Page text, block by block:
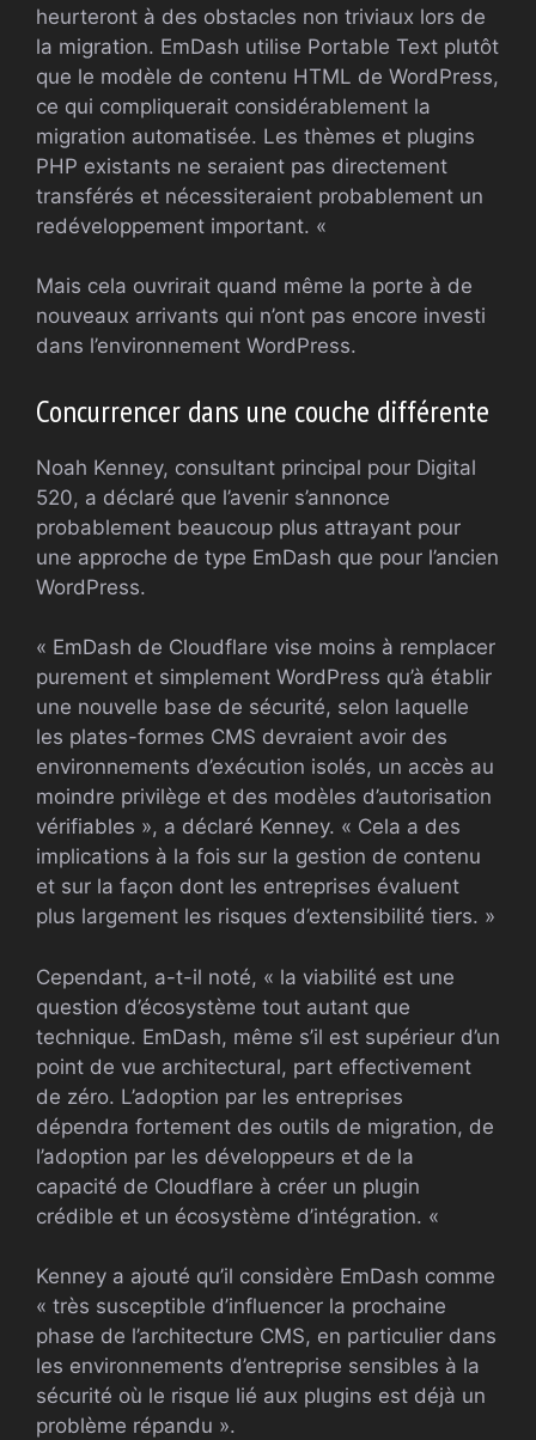
heurteront à des obstacles non triviaux lors de
la migration. EmDash utilise Portable Text plutôt
que le modèle de contenu HTML de WordPress,
ce qui compliquerait considérablement la
migration automatisée. Les thèmes et plugins
PHP existants ne seraient pas directement
transférés et nécessiteraient probablement un
redéveloppement important. «
Mais cela ouvrirait quand même la porte à de
nouveaux arrivants qui n’ont pas encore investi
dans l’environnement WordPress.
Concurrencer dans une couche différente
Noah Kenney, consultant principal pour Digital
520, a déclaré que l’avenir s’annonce
probablement beaucoup plus attrayant pour
une approche de type EmDash que pour l’ancien
WordPress.
« EmDash de Cloudflare vise moins à remplacer
purement et simplement WordPress qu’à établir
une nouvelle base de sécurité, selon laquelle
les plates-formes CMS devraient avoir des
environnements d’exécution isolés, un accès au
moindre privilège et des modèles d’autorisation
vérifiables », a déclaré Kenney. « Cela a des
implications à la fois sur la gestion de contenu
et sur la façon dont les entreprises évaluent
plus largement les risques d’extensibilité tiers. »
Cependant, a-t-il noté, « la viabilité est une
question d’écosystème tout autant que
technique. EmDash, même s’il est supérieur d’un
point de vue architectural, part effectivement
de zéro. L’adoption par les entreprises
dépendra fortement des outils de migration, de
l’adoption par les développeurs et de la
capacité de Cloudflare à créer un plugin
crédible et un écosystème d’intégration. «
Kenney a ajouté qu’il considère EmDash comme
« très susceptible d’influencer la prochaine
phase de l’architecture CMS, en particulier dans
les environnements d’entreprise sensibles à la
sécurité où le risque lié aux plugins est déjà un
problème répandu ».